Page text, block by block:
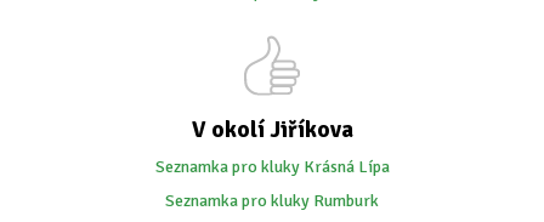
V okolí Jiříkova
Seznamka pro kluky Krásná Lípa
Seznamka pro kluky Rumburk